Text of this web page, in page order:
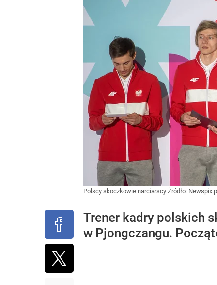
Polscy skoczkowie narciarscy Źródło:
Trener kadry polskich
w Pjongczangu.